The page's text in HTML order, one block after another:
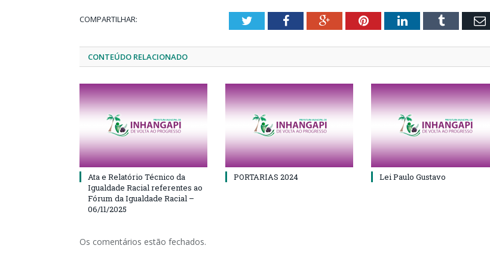
COMPARTILHAR: TwitterFacebookGoogle+PinterestLinkedInTumblr
CONTEÚDO RELACIONADO
Ata e Relatório Técnico da
Igualdade Racial referentes ao
Fórum da Igualdade Racial –
06/11/2025
PORTARIAS 2024 Lei Paulo Gustavo
Os comentários estão fechados.